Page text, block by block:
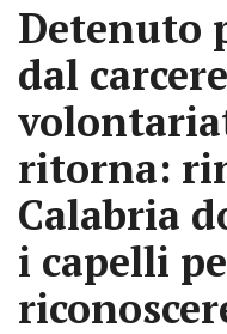
Detenuto
dal
ritorna:
Calabria
i capelli